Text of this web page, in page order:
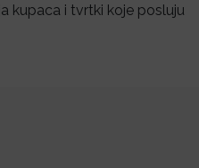
kupaca i tvrtki koje posluju